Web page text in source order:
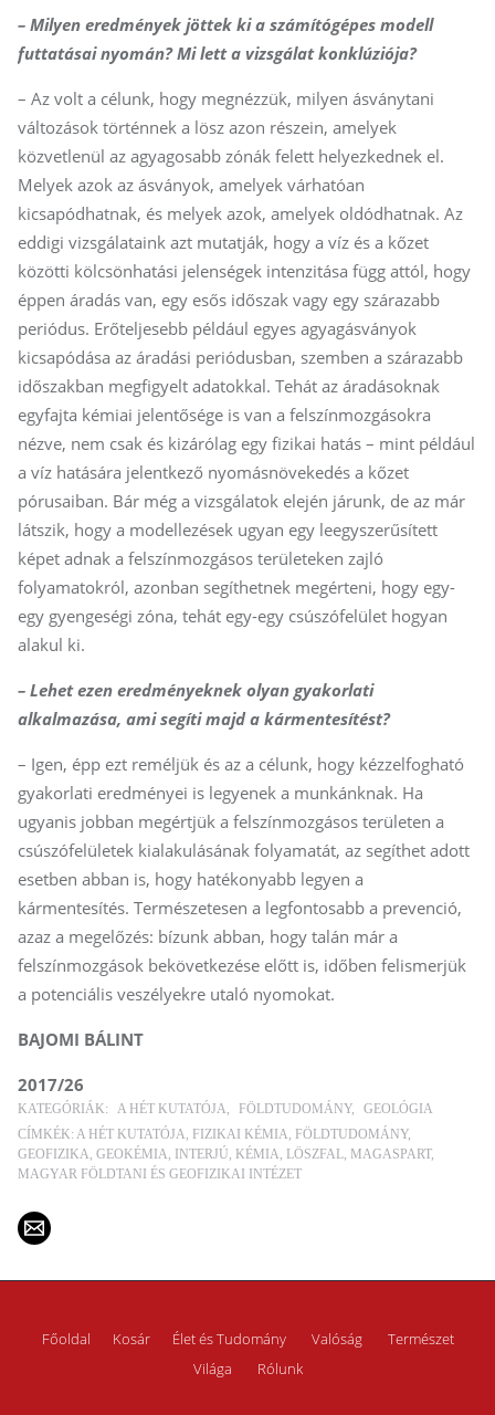
– Milyen eredmények jöttek ki a számítógépes modell
futtatásai nyomán? Mi lett a vizsgálat konklúziója?
– Az volt a célunk, hogy megnézzük, milyen ásványtani
változások történnek a lösz azon részein, amelyek
közvetlenül az agyagosabb zónák felett helyezkednek el.
Melyek azok az ásványok, amelyek várhatóan
kicsapódhatnak, és melyek azok, amelyek ol­dódhatnak. Az
eddigi vizsgálataink azt mutatják, hogy a víz és a kőzet
közötti kölcsönhatási jelenségek intenzitása függ attól, hogy
éppen áradás van, egy esős időszak vagy egy szárazabb
periódus. Erőteljesebb például egyes agyagásványok
kicsapódása az áradási periódusban, szemben a szárazabb
időszakban megfigyelt adatokkal. Tehát az áradásoknak
egyfajta kémiai jelentősége is van a felszínmozgásokra
nézve, nem csak és kizárólag egy fizikai hatás – mint például
a víz hatására jelentkező nyomásnövekedés a kőzet
pórusaiban. Bár még a vizsgálatok elején járunk, de az már
látszik, hogy a modellezések ugyan egy leegyszerűsített
képet adnak a felszínmozgásos területeken zajló
folyamatokról, azonban segíthetnek megérteni, hogy egy-
egy gyengeségi zóna, tehát egy-egy csúszófelület hogyan
alakul ki.
– Lehet ezen eredményeknek olyan gyakorlati
alkalmazása, ami segíti majd a kármentesítést?
– Igen, épp ezt reméljük és az a célunk, hogy kézzelfogható
gyakorlati eredményei is legyenek a munkánknak. Ha
ugyanis jobban megértjük a felszínmozgásos területen a
csúszófelületek kialakulásának folyamatát, az segíthet adott
esetben abban is, hogy hatékonyabb legyen a
kármentesítés. Természetesen a legfontosabb a prevenció,
azaz a megelőzés: bízunk abban, hogy talán már a
felszínmozgások bekövetkezése előtt is, időben felismerjük
a potenciális veszélyekre utaló nyomokat.
BAJOMI BÁLINT
2017/26
KATEGÓRIÁK: A HÉT KUTATÓJA FÖLDTUDOMÁNY
GEOLÓGIA
CÍMKÉK: A HÉT KUTATÓJA FIZIKAI KÉMIA
FÖLDTUDOMÁNY
GEOFIZIKA GEOKÉMIA INTERJÚ KÉMIA LÖSZFAL MAGASPART
MAGYAR FÖLDTANI ÉS GEOFIZIKAI INTÉZET
Főoldal Kosár Élet és Tudomány Valóság
Természet
Világa
Rólunk